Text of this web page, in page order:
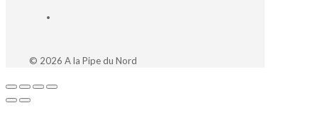
© 2026 A la Pipe du Nord